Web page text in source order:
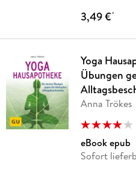
3,49 €*
Yoga
Übungen
Anna Trökes
eBook epub
Sofort